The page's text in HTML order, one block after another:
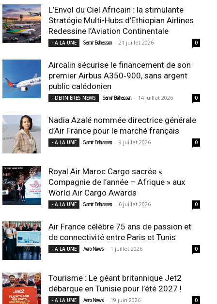
L’Envol du Ciel Africain : la stimulante
Stratégie Multi-Hubs d’Ethiopian Airlines
Redessine l’Aviation Continentale
- A LA UNE Samir Belhassen - 21 juillet 2026 0
Aircalin sécurise le financement de son
premier Airbus A350‑900, sans argent
public calédonien
- DERNIÈRES NEWS Samir Belhassen - 14 juillet 2026 0
Nadia Azalé nommée directrice générale
d’Air France pour le marché français
- A LA UNE Samir Belhassen - 9 juillet 2026 0
Royal Air Maroc Cargo sacrée «
Compagnie de l’année – Afrique » aux
World Air Cargo Awards
- A LA UNE Samir Belhassen - 6 juillet 2026 0
Air France célèbre 75 ans de passion et
de connectivité entre Paris et Tunis
- A LA UNE Aero News - 1 juillet 2026 0
Tourisme : Le géant britannique Jet2
débarque en Tunisie pour l’été 2027 !
- A LA UNE Aero News - 19 juin 2026 0